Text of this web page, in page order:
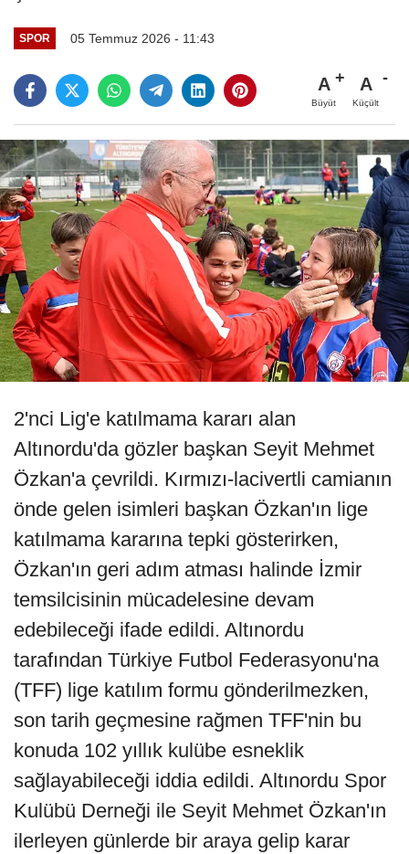
SPOR 05 Temmuz 2026 - 11:43
A
Büyüt
A
Küçült
2'nci Lig'e katılmama kararı alan
Altınordu'da gözler başkan Seyit Mehmet
Özkan'a çevrildi. Kırmızı-lacivertli camianın
önde gelen isimleri başkan Özkan'ın lige
katılmama kararına tepki gösterirken,
Özkan'ın geri adım atması halinde İzmir
temsilcisinin mücadelesine devam
edebileceği ifade edildi. Altınordu
tarafından Türkiye Futbol Federasyonu'na
(TFF) lige katılım formu gönderilmezken,
son tarih geçmesine rağmen TFF'nin bu
konuda 102 yıllık kulübe esneklik
sağlayabileceği iddia edildi. Altınordu Spor
Kulübü Derneği ile Seyit Mehmet Özkan'ın
ilerleyen günlerde bir araya gelip karar